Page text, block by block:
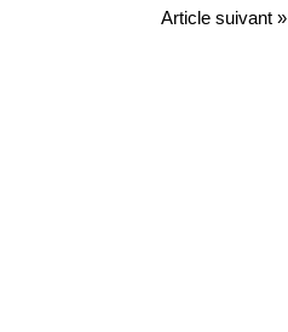
Article suivant »